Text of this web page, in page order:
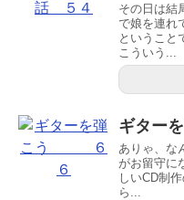
その日は結
で娘を連れ
ということ
こういう...
ギタ
ありゃ、な
がお留守に
しいCD制
ら...